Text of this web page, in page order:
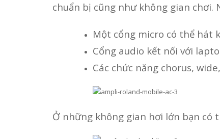
chuẩn bị cũng như không gian chơi.
Một cổng micro có thể hát
Cổng audio kết nối với
Các chức năng chorus,
Ở những không gian hơi lớn bạn có